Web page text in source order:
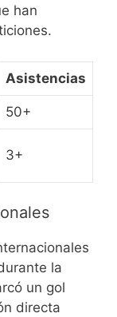
han
Asistencias
50+
3+
la
un gol
directa